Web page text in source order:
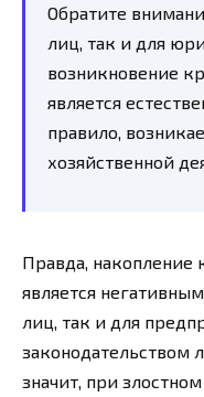
Обратите
лиц, так и для
возникновение
является
правило,
хозяйственной
Правда, накопление
является
лиц, так и для
законодательством
значит, при